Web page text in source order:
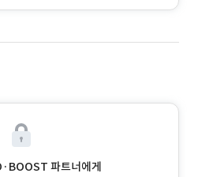
파트너에게